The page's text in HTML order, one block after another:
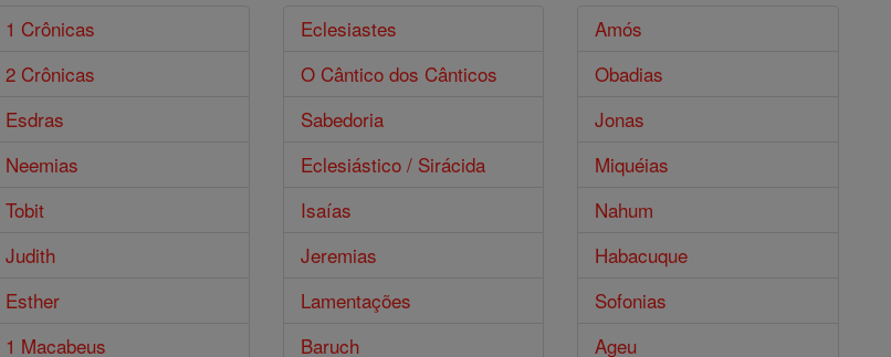
1 Crônicas
2 Crônicas
Esdras
Neemias
Tobit
Judith
Esther
1 Macabeus
Eclesiastes
O Cântico dos Cânticos
Sabedoria
Eclesiástico / Sirácida
Isaías
Jeremias
Lamentações
Baruch
Amós
Obadias
Jonas
Miquéias
Nahum
Habacuque
Sofonias
Ageu